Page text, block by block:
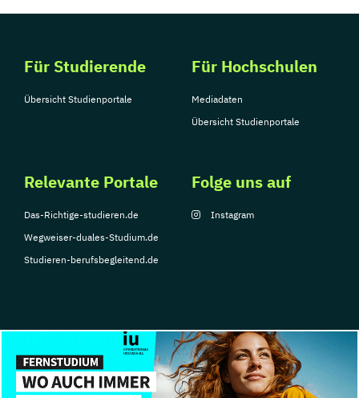
Für Studierende
Übersicht Studienportale
Für Hochschulen
Mediadaten
Übersicht Studienportale
Relevante Portale
Das-Richtige-studieren.de
Wegweiser-duales-Studium.de
Studieren-berufsbegleitend.de
Folge uns auf
Instagram
© Copyright 2026, TarGroup Media GmbH
Impressum
Über Datenschutzerklärung Nutzungsbedingungen